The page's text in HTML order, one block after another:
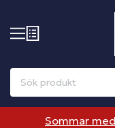
Sommar